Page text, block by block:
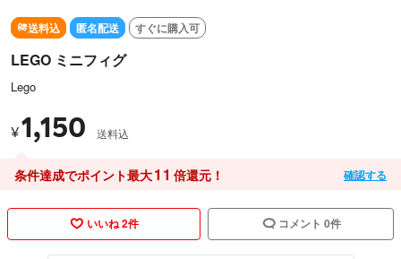
送料込 匿名配送 すぐに購入可
LEGO ミニフィグ
Lego
¥1,150 送料込
条件達成でポイント最大11 倍還元！ 確認する
いいね 2件 コメント 0件